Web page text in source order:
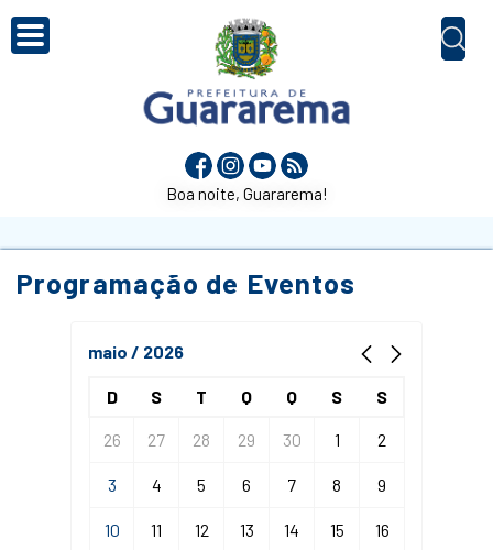
Boa noite, Guararema!
Programação de Eventos
maio / 2026
D S T Q Q S S
26 27 28 29 30 1 2
3 4 5 6 7 8 9
10 11 12 13 14 15 16